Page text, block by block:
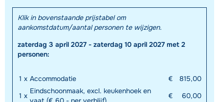
Klik in bovenstaande prijstabel om
aankomstdatum/aantal personen te wijzigen.
zaterdag 3 april 2027 - zaterdag 10 april 2027 met 2
personen:
1 x Accommodatie €
815,00
1 x
Eindschoonmaak, excl. keukenhoek en
€
60,00